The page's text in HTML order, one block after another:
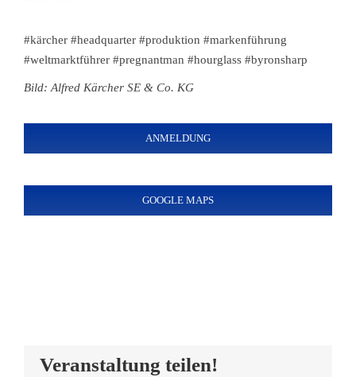
#kärcher #headquarter #produktion #markenführung
#weltmarktführer #pregnantman #hourglass #byronsharp
Bild: Alfred Kärcher SE & Co. KG
ANMELDUNG
GOOGLE MAPS
Veranstaltung teilen!